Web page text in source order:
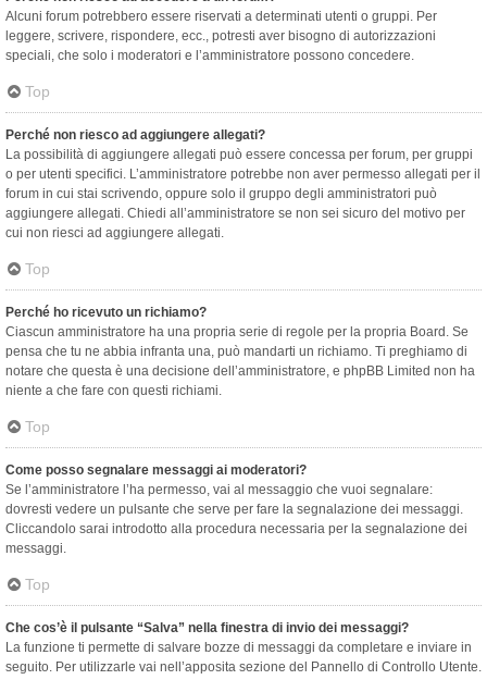
Alcuni forum potrebbero essere riservati a determinati utenti o gruppi. Per
leggere, scrivere, rispondere, ecc., potresti aver bisogno di autorizzazioni
speciali, che solo i moderatori e l’amministratore possono concedere.
Top
Perché non riesco ad aggiungere allegati?
La possibilità di aggiungere allegati può essere concessa per forum, per gruppi
o per utenti specifici. L’amministratore potrebbe non aver permesso allegati per il
forum in cui stai scrivendo, oppure solo il gruppo degli amministratori può
aggiungere allegati. Chiedi all’amministratore se non sei sicuro del motivo per
cui non riesci ad aggiungere allegati.
Top
Perché ho ricevuto un richiamo?
Ciascun amministratore ha una propria serie di regole per la propria Board. Se
pensa che tu ne abbia infranta una, può mandarti un richiamo. Ti preghiamo di
notare che questa è una decisione dell’amministratore, e phpBB Limited non ha
niente a che fare con questi richiami.
Top
Come posso segnalare messaggi ai moderatori?
Se l’amministratore l’ha permesso, vai al messaggio che vuoi segnalare:
dovresti vedere un pulsante che serve per fare la segnalazione dei messaggi.
Cliccandolo sarai introdotto alla procedura necessaria per la segnalazione dei
messaggi.
Top
Che cos’è il pulsante “Salva” nella finestra di invio dei messaggi?
La funzione ti permette di salvare bozze di messaggi da completare e inviare in
seguito. Per utilizzarle vai nell’apposita sezione del Pannello di Controllo Utente.